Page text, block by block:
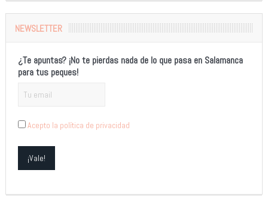
NEWSLETTER
¿Te apuntas? ¡No te pierdas nada de lo que pasa en Salamanca
para tus peques!
Acepto la política de privacidad